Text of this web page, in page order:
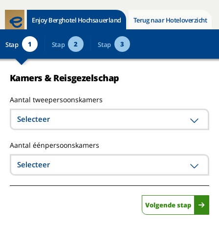
Enjoy Berghotel Hochsauerland Terug naar Hoteloverzicht
Stap 1 Stap 2 Stap 3
Kamers & Reisgezelschap
Aantal tweepersoonskamers
Selecteer
Aantal éénpersoonskamers
Selecteer
Volgende stap